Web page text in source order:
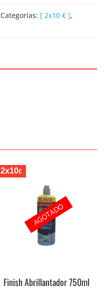
Categorías: [ 2x10 € ],
2x10€
Finish Abrillantador 750ml
AGOTADO